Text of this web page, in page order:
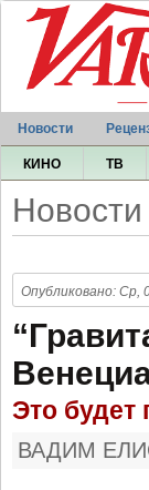
Новости
КИНО ТВ
Новости
Опубликовано: Ср,
Это будет
ВАДИМ